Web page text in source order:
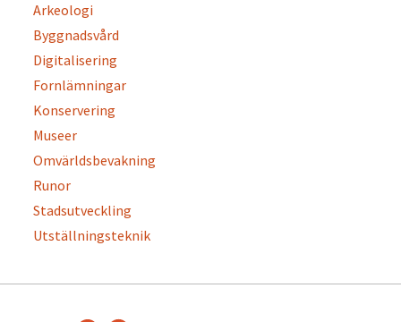
Arkeologi
Byggnadsvård
Digitalisering
Fornlämningar
Konservering
Museer
Omvärldsbevakning
Runor
Stadsutveckling
Utställningsteknik